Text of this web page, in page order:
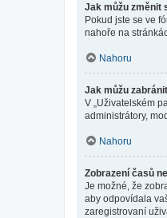
Jak můžu změnit
Pokud jste se ve
nahoře na
Nahoru
Jak můžu
V „Uživatelském
administrátory,
Nahoru
Zobrazení časů
Je možné, že
aby odpovídala
zaregistrovaní